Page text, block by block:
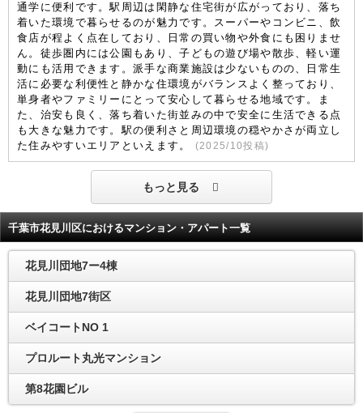
通学に便利です。駅周辺は閑静な住宅街が広がっており、落ち
着いた環境で暮らせるのが魅力です。スーパーやコンビニ、飲
食店が程よく点在しており、日常の買い物や外食にも困りませ
ん。徒歩圏内には公園もあり、子どもの遊び場や散歩、軽い運
動にも活用できます。派手な商業施設は少ないものの、日常生
活に必要な利便性と静かな住環境がバランスよく整っており、
単身者やファミリーにとって安心して暮らせる地域です。ま
た、治安も良く、落ち着いた街並みの中で安全に生活できる点
も大きな魅力です。駅の便利さと周辺環境の穏やかさが両立し
た住みやすいエリアといえます。
(2025/10投稿)
もっと見る
千葉市花見川区におけるマンション・アパート一覧
花見川団地7ー4棟
花見川団地7街区
ベイコートNO 1
プロルート丸光マンション
第8花園ビル